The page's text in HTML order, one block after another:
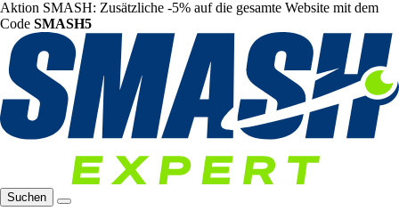
Aktion SMASH: Zusätzliche -5% auf die gesamte Website mit dem
Code SMASH5
Suchen